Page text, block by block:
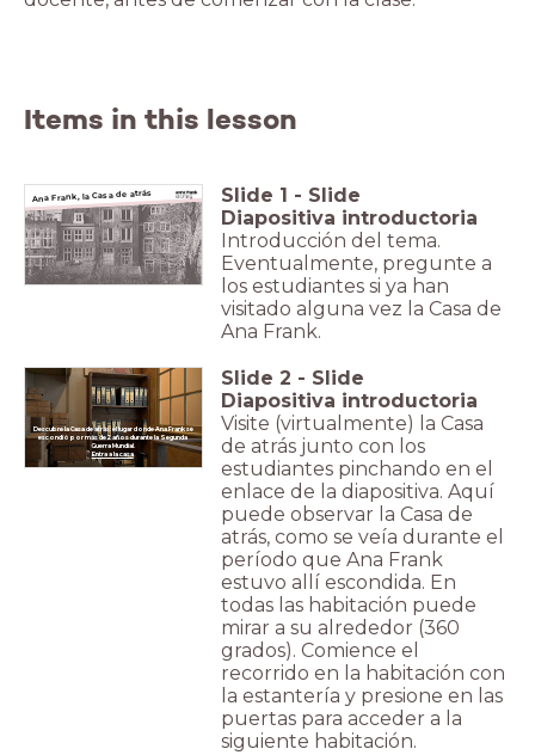
Items in this lesson
Ana Frank, la Casa de atrás Slide 1 - Slide
Diapositiva introductoria
Introducción del tema.
Eventualmente, pregunte a
los estudiantes si ya han
visitado alguna vez la Casa de
Ana Frank.
Descubre la Casa de atrás: el lugar donde Ana Frank se
escondió por más de 2 años durante la Segunda
Guerra Mundial.
Entra a la casa
Slide 2 - Slide
Diapositiva introductoria
Visite (virtualmente) la Casa
de atrás junto con los
estudiantes pinchando en el
enlace de la diapositiva. Aquí
puede observar la Casa de
atrás, como se veía durante el
período que Ana Frank
estuvo allí escondida. En
todas las habitación puede
mirar a su alrededor (360
grados). Comience el
recorrido en la habitación con
la estantería y presione en las
puertas para acceder a la
siguiente habitación.